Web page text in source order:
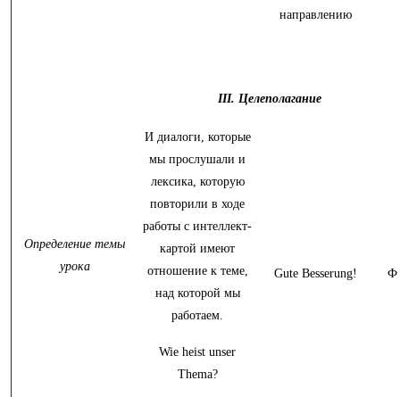
направлению
III. Целеполагание
Определение темы
урока
И диалоги, которые
мы прослушали и
лексика, которую
повторили в ходе
работы с интеллект-
картой имеют
отношение к теме,
над которой мы
работаем.
Wie heist unser
Thema?
Gute Besserung! Ф